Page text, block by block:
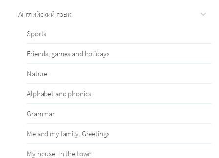
Английский язык
Sports
Friends, games and holidays
Nature
Alphabet and phonics
Grammar
Me and my family. Greetings
My house. In the town